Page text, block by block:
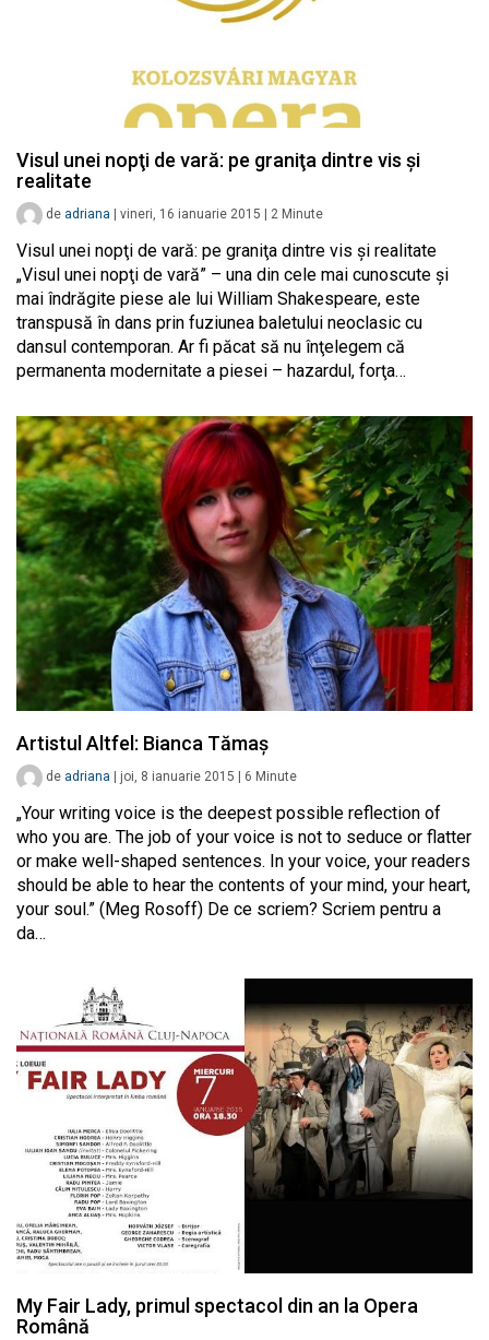
Visul unei nopţi de vară: pe graniţa dintre vis şi
realitate
de adriana vineri, 16 ianuarie 2015 2 Minute
Visul unei nopţi de vară: pe graniţa dintre vis şi realitate
„Visul unei nopţi de vară” – una din cele mai cunoscute şi
mai îndrăgite piese ale lui William Shakespeare, este
transpusă în dans prin fuziunea baletului neoclasic cu
dansul contemporan. Ar fi păcat să nu înţelegem că
permanenta modernitate a piesei – hazardul, forţa…
Artistul Altfel: Bianca Tămaș
de adriana joi, 8 ianuarie 2015 6 Minute
„Your writing voice is the deepest possible reflection of
who you are. The job of your voice is not to seduce or flatter
or make well-shaped sentences. In your voice, your readers
should be able to hear the contents of your mind, your heart,
your soul.” (Meg Rosoff) De ce scriem? Scriem pentru a
da…
My Fair Lady, primul spectacol din an la Opera
Română